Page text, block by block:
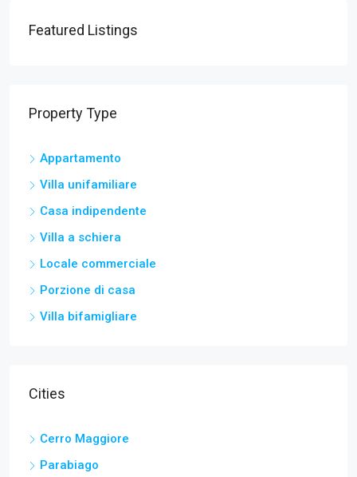
Featured Listings
Property Type
Appartamento
Villa unifamiliare
Casa indipendente
Villa a schiera
Locale commerciale
Porzione di casa
Villa bifamigliare
Cities
Cerro Maggiore
Parabiago